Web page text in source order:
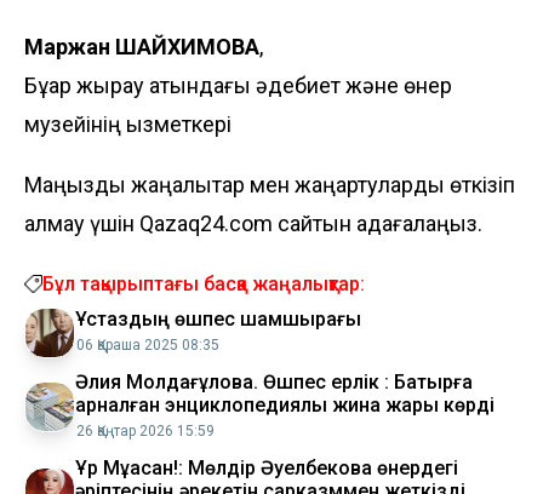
Маржан ШАЙХИМОВА,
Бұқар жырау атындағы әдебиет және өнер
музейінің қызметкері
Маңызды жаңалықтар мен жаңартуларды өткізіп
алмау үшін Qazaq24.com сайтын қадағалаңыз.
Бұл тақырыптағы басқа жаңалықтар:
Ұстаздың өшпес шамшырағы
06 Қараша 2025 08:35
Әлия Молдағұлова. Өшпес ерлік : Батырға
арналған энциклопедиялық жинақ жарық көрді
26 Қаңтар 2026 15:59
Ұр Мұқасан!: Мөлдір Әуелбекова өнердегі